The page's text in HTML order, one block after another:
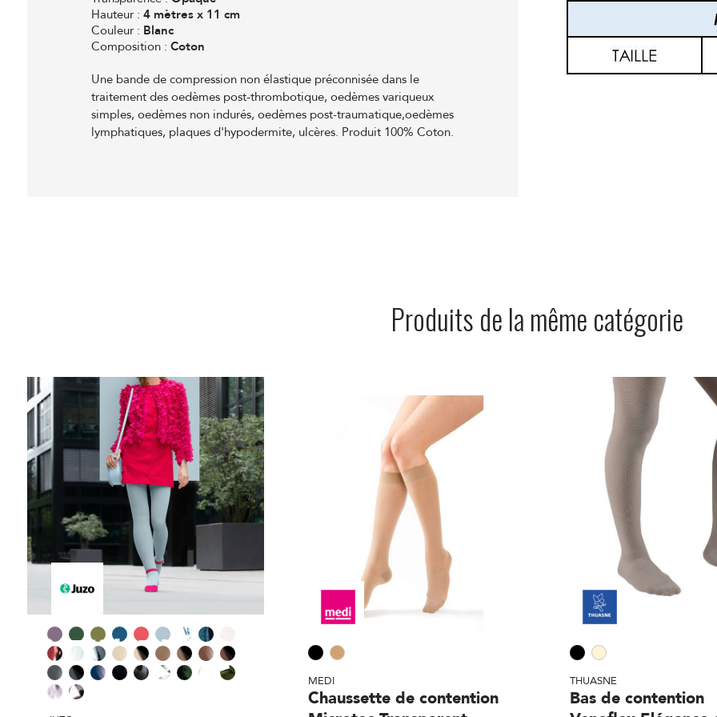
Hauteur : 4 mètres x 11 cm
Couleur : Blanc
Composition : Coton
Une bande de compression non élastique préconnisée dans le
traitement des oedèmes post-thrombotique, oedèmes variqueux
simples, oedèmes non indurés, oedèmes post-traumatique,oedèmes
lymphatiques, plaques d'hypodermite, ulcères. Produit 100% Coton.
Produits de la même catégorie
MEDI
Chaussette de contention
THUASNE
Bas de contention